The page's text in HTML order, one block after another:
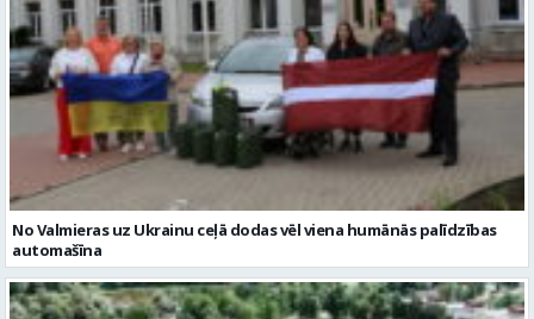
No Valmieras uz Ukrainu ceļā dodas vēl viena humānās palīdzības
automašīna